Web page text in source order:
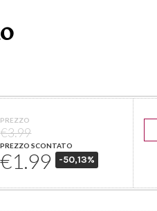
PREZZO
€3.99
PREZZO SCONTATO
€1.99 -50,13%